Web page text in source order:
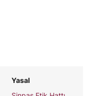
Yasal